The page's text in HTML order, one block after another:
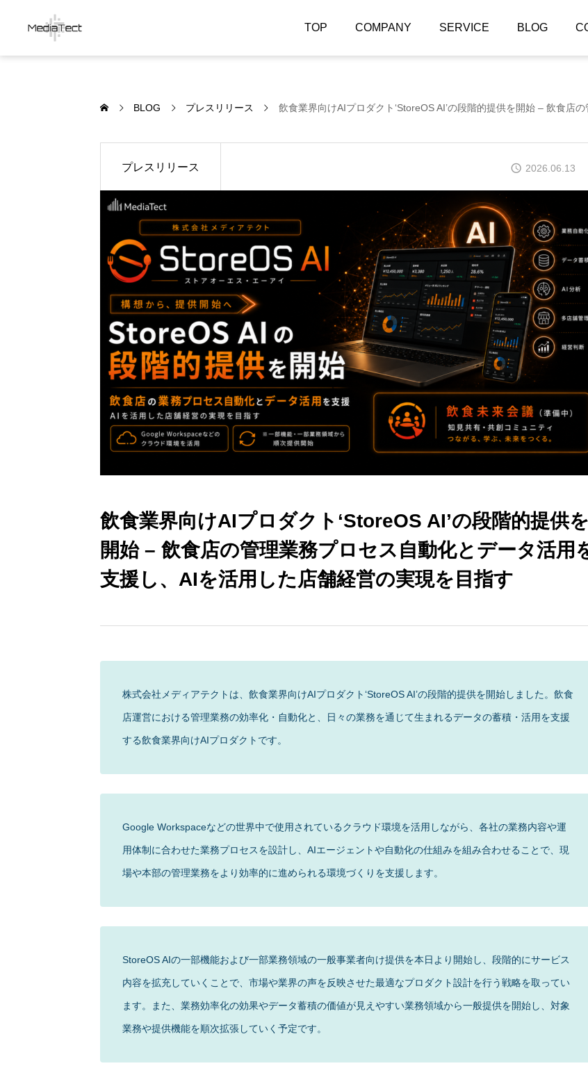
TOP COMPANY SERVICE BLOG
BLOG プレスリリース 飲食業界向けAIプロダクト‘StoreOS AI’の段階的提供を開始 – 飲食店の管理業務プロセ
プレスリリース 2026.06.13
飲食業界向けAIプロダクト‘StoreOS AI’の段階的提供を
開始 – 飲食店の管理業務プロセス自動化とデータ活用
支援し、AIを活用した店舗経営の実現を目指す
株式会社メディアテクトは、飲食業界向けAIプロダクト‘StoreOS AI’の段階的提供を開始しました。飲食
店運営における管理業務の効率化・自動化と、日々の業務を通じて生まれるデータの蓄積・活用を支援
する飲食業界向けAIプロダクトです。
Google Workspaceなどの世界中で使用されているクラウド環境を活用しながら、各社の業務内容や運
用体制に合わせた業務プロセスを設計し、AIエージェントや自動化の仕組みを組み合わせることで、現
場や本部の管理業務をより効率的に進められる環境づくりを支援します。
StoreOS AIの一部機能および一部業務領域の一般事業者向け提供を本日より開始し、段階的にサービス
内容を拡充していくことで、市場や業界の声を反映させた最適なプロダクト設計を行う戦略を取ってい
ます。また、業務効率化の効果やデータ蓄積の価値が見えやすい業務領域から一般提供を開始し、対象
業務や提供機能を順次拡張していく予定です。
界インフラ事業‘StoreOS’がピッチに